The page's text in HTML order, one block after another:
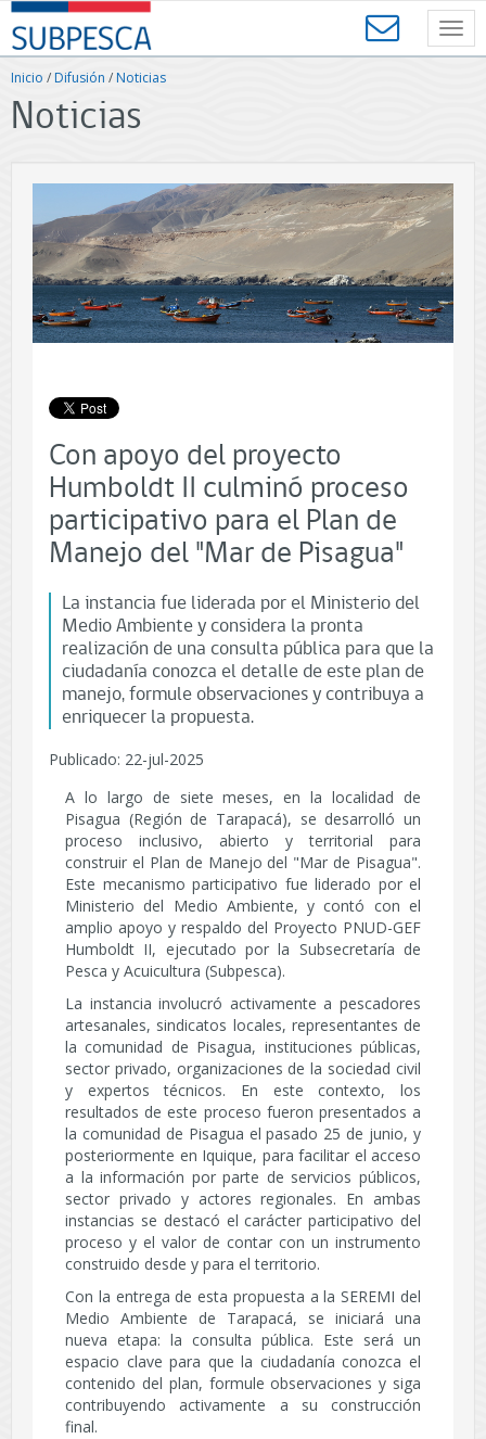
Contenido
principal
SUBPESCA
-
Subsecretaría
Pesca
y
de
Chile
Inicio /Difusión /Noticias
Noticias
Con apoyo del proyecto
Humboldt II culminó proceso
participativo para el Plan de
Manejo del "Mar de Pisagua"
La instancia fue liderada por el Ministerio del
Medio Ambiente y considera la pronta
realización de una consulta pública para que la
ciudadanía conozca el detalle de este plan de
manejo, formule observaciones y contribuya a
enriquecer la propuesta.
Publicado: 22-jul-2025
A lo largo de siete meses, en la localidad de
Pisagua (Región de Tarapacá), se desarrolló un
proceso inclusivo, abierto y territorial para
construir el Plan de Manejo del "Mar de Pisagua".
Este mecanismo participativo fue liderado por el
Ministerio del Medio Ambiente, y contó con el
amplio apoyo y respaldo del Proyecto PNUD-GEF
Humboldt II, ejecutado por la Subsecretaría de
Pesca y Acuicultura (Subpesca).
La instancia involucró activamente a pescadores
artesanales, sindicatos locales, representantes de
la comunidad de Pisagua, instituciones públicas,
sector privado, organizaciones de la sociedad civil
y expertos técnicos. En este contexto, los
resultados de este proceso fueron presentados a
la comunidad de Pisagua el pasado 25 de junio, y
posteriormente en Iquique, para facilitar el acceso
a la información por parte de servicios públicos,
sector privado y actores regionales. En ambas
instancias se destacó el carácter participativo del
proceso y el valor de contar con un instrumento
construido desde y para el territorio.
Con la entrega de esta propuesta a la SEREMI del
Medio Ambiente de Tarapacá, se iniciará una
nueva etapa: la consulta pública. Este será un
espacio clave para que la ciudadanía conozca el
contenido del plan, formule observaciones y siga
contribuyendo activamente a su construcción
final.